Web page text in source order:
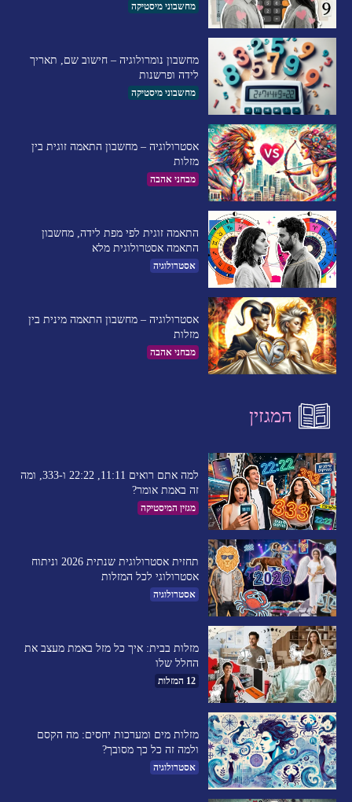
מחשבוני מיסטיקה
מחשבון נומרולוגיה – חישוב שם, תאריך
לידה ופרשנות
מחשבוני מיסטיקה
אסטרולוגיה – מחשבון התאמה זוגית בין
מזלות
מבחני אהבה
התאמה זוגית לפי מפת לידה, מחשבון
התאמה אסטרולוגית מלא
אסטרולוגיה
אסטרולוגיה – מחשבון התאמה מינית בין
מזלות
מבחני אהבה
המגזין
למה אתם רואים 11:11, 22:22 ו-333, ומה
זה באמת אומר?
מגזין המיסטיקה
תחזית אסטרולוגית שנתית 2026 וניתוח
אסטרולוגי לכל המזלות
אסטרולוגיה
מזלות בבית: איך כל מזל באמת מעצב את
החלל שלו
12 המזלות
מזלות מים ומערכות יחסים: מה הקסם
ולמה זה כל כך מסובך?
אסטרולוגיה